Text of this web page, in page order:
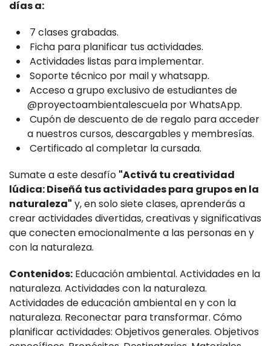
días a:
️ 7 clases grabadas.
️ Ficha para planificar tus actividades.
️ Actividades listas para implementar.
️ Soporte técnico por mail y whatsapp.
️ Acceso a grupo exclusivo de estudiantes de
@proyectoambientalescuela por WhatsApp.
️ Cupón de descuento de de regalo para acceder
a nuestros cursos, descargables y membresías.
️ Certificado al completar la cursada.
Sumate a este desafío "Activá tu creatividad
lúdica: Diseñá tus actividades para grupos en la
naturaleza" y, en solo siete clases, aprenderás a
crear actividades divertidas, creativas y significativas
que conecten emocionalmente a las personas en y
con la naturaleza.
Contenidos: Educación ambiental. Actividades en la
naturaleza. Actividades con la naturaleza.
Actividades de educación ambiental en y con la
naturaleza. Reconectar para transformar. Cómo
planificar actividades: Objetivos generales. Objetivos